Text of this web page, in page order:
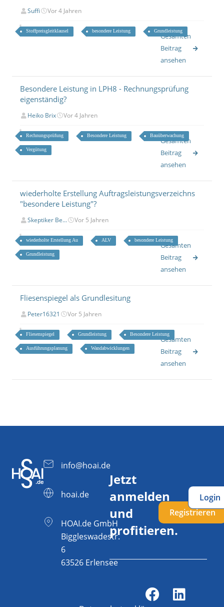
Suffi Vor 4 Jahren
Stoffpreisgleitklausel besondere Leistung Grundleistung
Gesamten
Beitrag
ansehen
Besondere Leistung in LPH8 - Rechnungsprüfung
eigenständig?
Heiko Brix Vor 4 Jahren
Rechnungsprüfung Besondere Leistung Bauüberwachung
Vergütung
Gesamten
Beitrag
ansehen
wiederholte Erstellung Auftragsleistungsverzeichns
"besondere Leistung"?
Skeptiker Be... Vor 5 Jahren
wiederholte Erstellung Au ALV besondere Leistung
Grundleistung
Gesamten
Beitrag
ansehen
Fliesenspiegel als Grundlesitung
Peter16321 Vor 5 Jahren
Fliesenspiegel Grundleistung Besondere Leistung
Ausführungsplanung Wandabwicklungen
Gesamten
Beitrag
ansehen
info@hoai.de
hoai.de
HOAI.de GmbH
Biggleswadestr.
6
63526 Erlensee
Jetzt
anmelden
und
profitieren.
Registrieren
Login